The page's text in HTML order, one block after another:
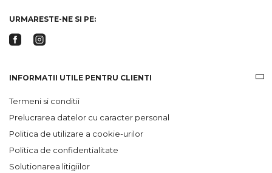
URMARESTE-NE SI PE:
INFORMATII UTILE PENTRU CLIENTI
Termeni si conditii
Prelucrarea datelor cu caracter personal
Politica de utilizare a cookie-urilor
Politica de confidentialitate
Solutionarea litigiilor